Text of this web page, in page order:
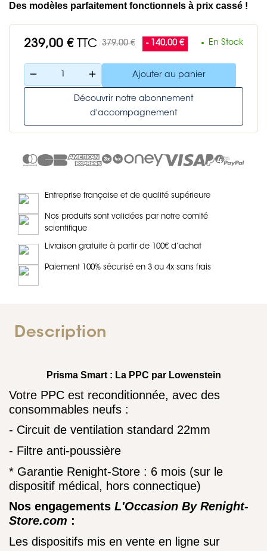
Des modèles parfaitement fonctionnels à prix cassé !
239,00 € TTC 379,00 € - 140,00 € En Stock
remove add Ajouter au panier
Découvrir notre abonnement
d'accompagnement
Entreprise française et de qualité supérieure
Nos produits sont validées par notre comité
scientifique
Livraison gratuite à partir de 100€ d’achat
Paiement 100% sécurisé en 3 ou 4x sans frais
Description
Prisma Smart : La PPC par Lowenstein
Votre PPC est reconditionnée, avec des
consommables neufs :
- Circuit de ventilation standard 22mm
- Filtre anti-poussière
* Garantie Renight-Store : 6 mois (sur le
dispositif médical, hors connectique)
Nos engagements L'Occasion By Renight-
Store.com :
Les dispositifs mis en vente en ligne sur